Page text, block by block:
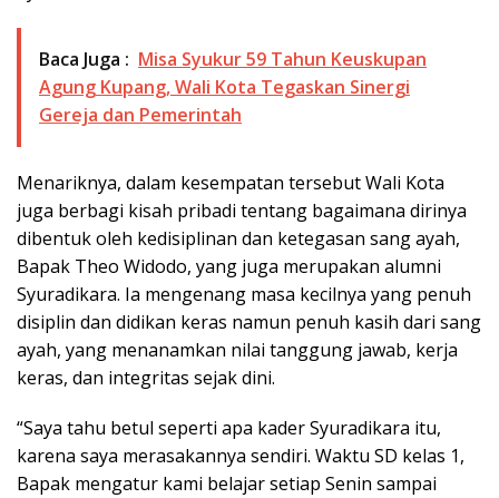
Baca Juga : Misa Syukur 59 Tahun Keuskupan
Agung Kupang, Wali Kota Tegaskan Sinergi
Gereja dan Pemerintah
Menariknya, dalam kesempatan tersebut Wali Kota
juga berbagi kisah pribadi tentang bagaimana dirinya
dibentuk oleh kedisiplinan dan ketegasan sang ayah,
Bapak Theo Widodo, yang juga merupakan alumni
Syuradikara. Ia mengenang masa kecilnya yang penuh
disiplin dan didikan keras namun penuh kasih dari sang
ayah, yang menanamkan nilai tanggung jawab, kerja
keras, dan integritas sejak dini.
“Saya tahu betul seperti apa kader Syuradikara itu,
karena saya merasakannya sendiri. Waktu SD kelas 1,
Bapak mengatur kami belajar setiap Senin sampai